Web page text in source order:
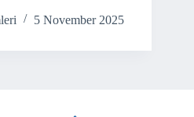
5 November 2025